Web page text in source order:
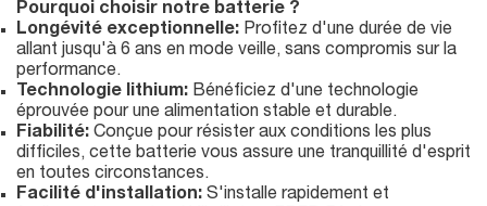
Pourquoi choisir notre batterie ?
Longévité exceptionnelle: Profitez d'une durée de vie
allant jusqu'à 6 ans en mode veille, sans compromis sur la
performance.
Technologie lithium: Bénéficiez d'une technologie
éprouvée pour une alimentation stable et durable.
Fiabilité: Conçue pour résister aux conditions les plus
difficiles, cette batterie vous assure une tranquillité d'esprit
en toutes circonstances.
Facilité d'installation: S'installe rapidement et